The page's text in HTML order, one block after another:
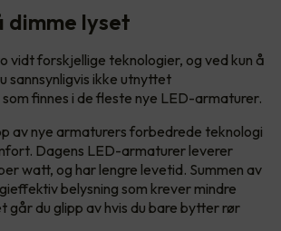
dimme lyset
vidt forskjellige teknologier, og ved kun å
sannsynligvis ikke utnyttet
finnes i de fleste nye LED-armaturer.
av nye armaturers forbedrede teknologi
Dagens LED-armaturer leverer
watt, og har lengre levetid. Summen av
belysning som krever mindre
går du glipp av hvis du bare bytter rør